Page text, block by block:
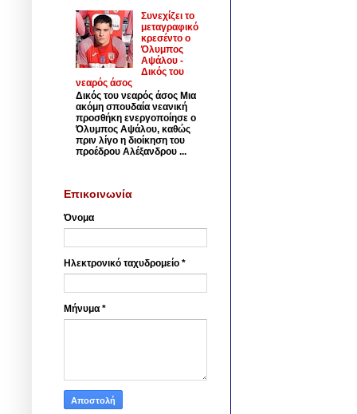
Συνεχίζει το
μεταγραφικό
κρεσέντο ο
Όλυμπος
Αψάλου -
Δικός του
νεαρός άσος
Δικός του νεαρός άσος Μια
ακόμη σπουδαία νεανική
προσθήκη ενεργοποίησε ο
Όλυμπος Αψάλου, καθώς
πριν λίγο η διοίκηση του
προέδρου Αλέξανδρου ...
Επικοινωνία
Όνομα
Ηλεκτρονικό ταχυδρομείο *
Μήνυμα *